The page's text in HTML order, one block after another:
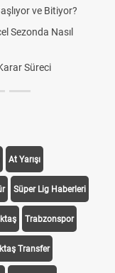
ve Bitiyor?
Sezonda Nasıl
Süreci
At Yarışı
Süper Lig Haberleri
Trabzonspor
Transfer